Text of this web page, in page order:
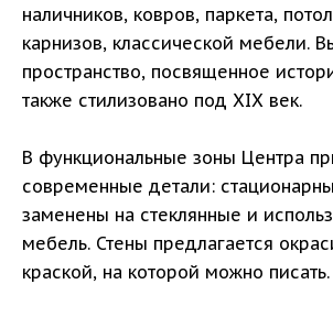
наличников, ковров, паркета,
карнизов, классической мебели.
пространство, посвященное
также стилизовано под ХIХ век.
В функциональные зоны Центра
современные детали:
заменены на стеклянные и
мебель. Стены предлагается
краской, на которой можно писать.